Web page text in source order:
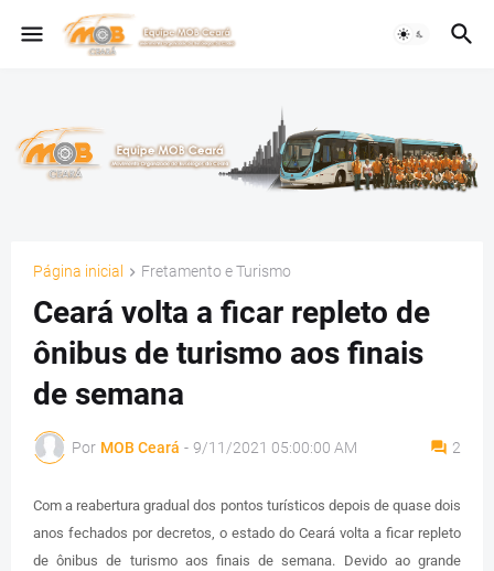
Página inicial Fretamento e Turismo
Ceará volta a ficar repleto de
ônibus de turismo aos finais
de semana
Por MOB Ceará - 9/11/2021 05:00:00 AM 2
Com a reabertura gradual dos pontos turísticos depois de quase dois
anos fechados por decretos, o estado do Ceará volta a ficar repleto
de ônibus de turismo aos finais de semana. Devido ao grande